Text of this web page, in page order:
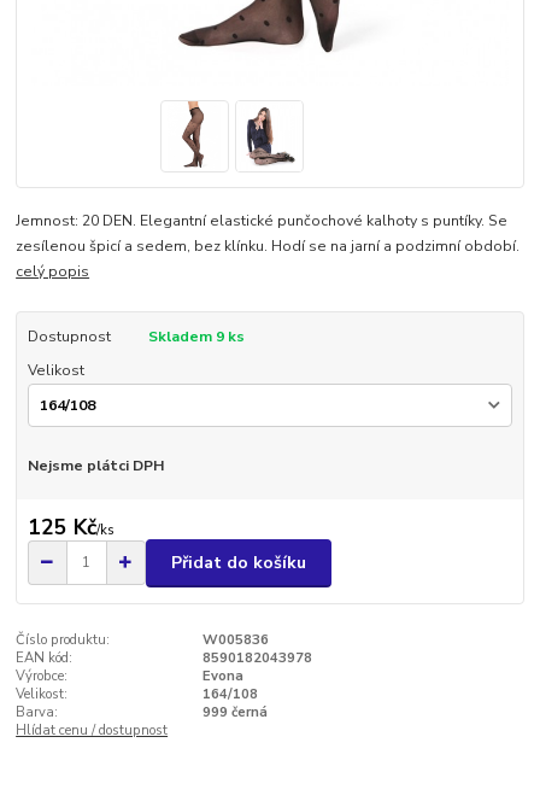
Jemnost: 20 DEN. Elegantní elastické punčochové kalhoty s puntíky. Se
zesílenou špicí a sedem, bez klínku. Hodí se na jarní a podzimní období.
celý popis
Dostupnost
Skladem 9 ks
Velikost
Nejsme plátci DPH
125 Kč/ks
Přidat do košíku
Číslo produktu:
W005836
EAN kód:
8590182043978
Výrobce:
Evona
Velikost:
164/108
Barva:
999 černá
Hlídat cenu / dostupnost